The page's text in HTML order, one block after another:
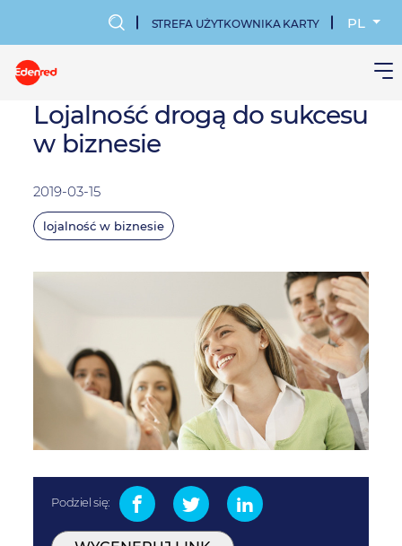
MENU
KONTA
STREFA UŻYTKOWNIKA KARTY PL
Lojalność drogą do sukcesu
w biznesie
2019-03-15
lojalność w biznesie
Podziel się: